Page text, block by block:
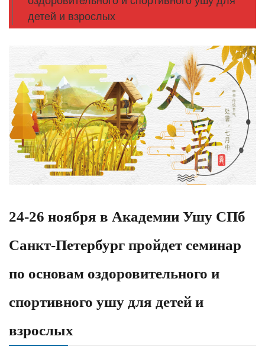
детей и взрослых
24-26 ноября в Академии Ушу СПб
Санкт-Петербург пройдет семинар
по основам оздоровительного и
спортивного ушу для детей и
взрослых